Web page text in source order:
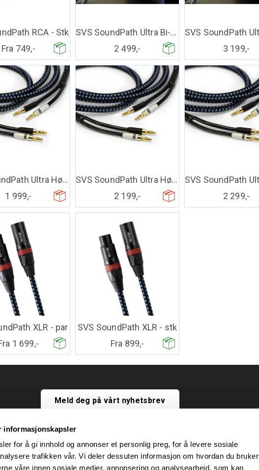
informasjonskapsler
for å gi innhold og annonser et personlig preg, for å levere sosiale
trafikken vår. Vi deler dessuten informasjon om hvordan du bruker
våre innen sosiale medier, annonsering og analysearbeid, som kan
RCA - Stk
Fra 749,-
SVS SoundPath Ultra Bi-Wire høytt. kabel
2 499,-
3 199,-
SVS SoundPath Ultra Høyttalerkabel -35ft
1 999,-
SVS SoundPath Ultra Høyttalerkabel -40ft
2 199,-
2 299,-
XLR - par
1 699,-
SVS SoundPath XLR - stk
Fra 899,-
Meld deg på vårt nyhetsbrev